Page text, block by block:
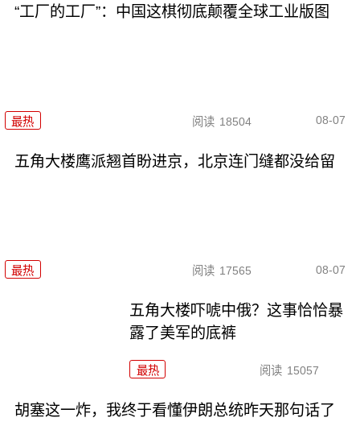
“工厂的工厂”：中国这棋彻底颠覆全球工业版图
最热 阅读 18504 08-07
五角大楼鹰派翘首盼进京，北京连门缝都没给留
最热 阅读 17565 08-07
五角大楼吓唬中俄？这事恰恰暴
露了美军的底裤
最热 阅读 15057
胡塞这一炸，我终于看懂伊朗总统昨天那句话了